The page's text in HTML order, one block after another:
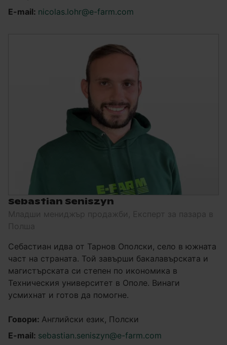
E-mail: nicolas.lohr@e-farm.com
Sebastian Seniszyn
Младши мениджър продажби, Експерт за пазара в
Полша
Себастиан идва от Тарнов Ополски, село в южната
част на страната. Той завърши бакалавърската и
магистърската си степен по икономика в
Техническия университет в Ополе. Винаги
усмихнат и готов да помогне.
Говори: Английски език, Полски
E-mail: sebastian.seniszyn@e-farm.com